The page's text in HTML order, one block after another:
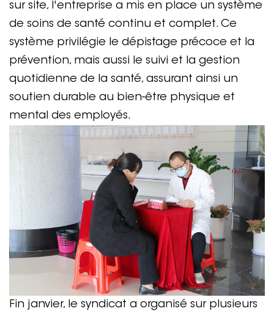
sur site, l'entreprise a mis en place un système
de soins de santé continu et complet. Ce
système privilégie le dépistage précoce et la
prévention, mais aussi le suivi et la gestion
quotidienne de la santé, assurant ainsi un
soutien durable au bien-être physique et
mental des employés.
Fin janvier, le syndicat a organisé sur plusieurs